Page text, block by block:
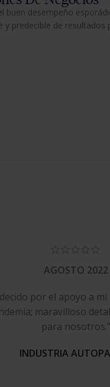
buen desempeño
y predecible de resultados
AGOSTO 2022
por el apoyo a
maravilloso
para nosotros.”
INDUSTRIA